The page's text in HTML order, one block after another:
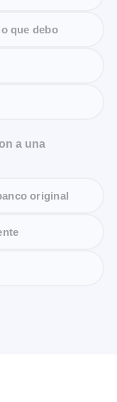
que debo
a una
original